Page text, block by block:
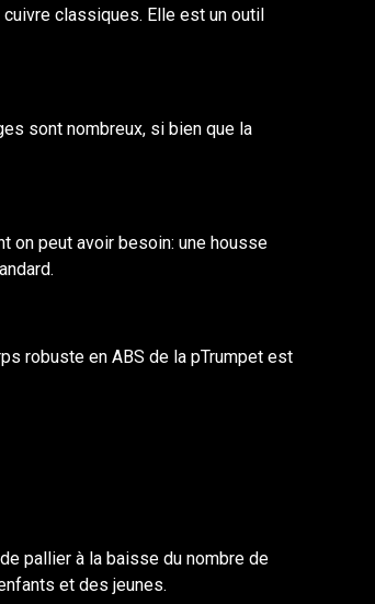
classiques. Elle est un outil
sont nombreux, si bien que la
on peut avoir besoin: une housse
robuste en ABS de la pTrumpet est
pallier à la baisse du nombre de
et des jeunes.